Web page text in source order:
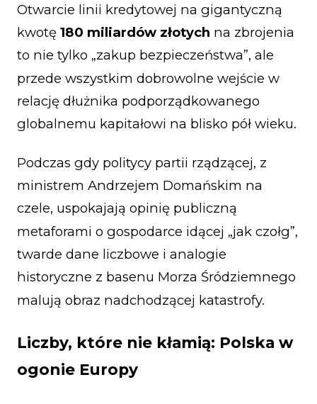
Otwarcie linii kredytowej na gigantyczną
kwotę 180 miliardów złotych na zbrojenia
to nie tylko „zakup bezpieczeństwa”, ale
przede wszystkim dobrowolne wejście w
relację dłużnika podporządkowanego
globalnemu kapitałowi na blisko pół wieku.
Podczas gdy politycy partii rządzącej, z
ministrem Andrzejem Domańskim na
czele, uspokajają opinię publiczną
metaforami o gospodarce idącej „jak czołg”,
twarde dane liczbowe i analogie
historyczne z basenu Morza Śródziemnego
malują obraz nadchodzącej katastrofy.
Liczby, które nie kłamią: Polska w
ogonie Europy